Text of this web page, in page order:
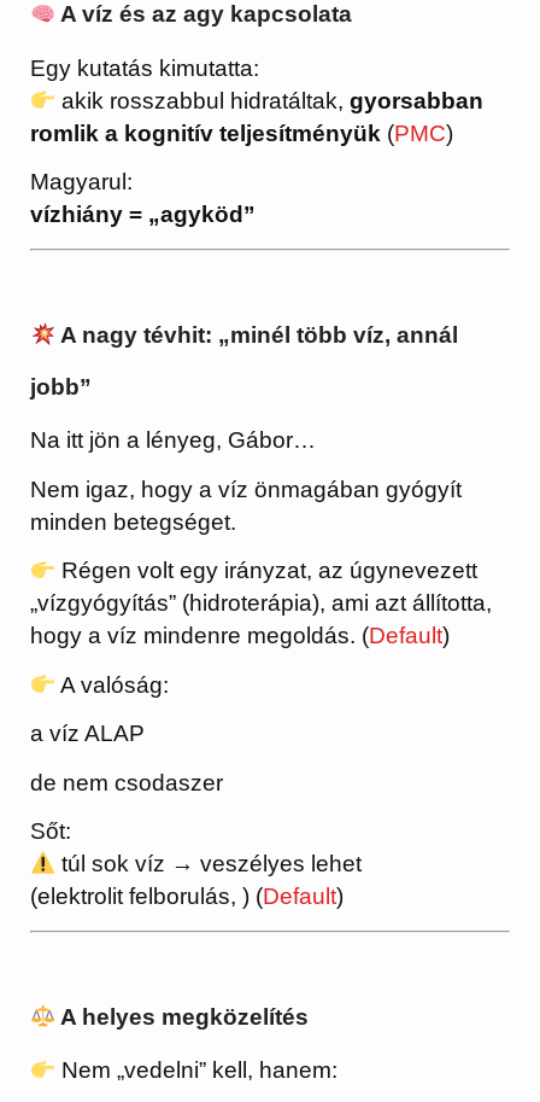
A víz és az agy kapcsolata
Egy kutatás kimutatta:
akik rosszabbul hidratáltak,gyorsabban
romlik a kognitív teljesítményük (PMC)
Magyarul:
vízhiány = „agyköd”
A nagy tévhit: „minél több víz, annál
jobb”
Na itt jön a lényeg, Gábor…
Nem igaz, hogy a víz önmagában gyógyít
minden betegséget.
Régen volt egy irányzat, az úgynevezett
„vízgyógyítás” (hidroterápia), ami azt állította,
hogy a víz mindenre megoldás. (Default)
A valóság:
a víz ALAP
de nem csodaszer
Sőt:
túl sok víz → veszélyes lehet
(elektrolit felborulás, ) (Default)
A helyes megközelítés
Nem „vedelni” kell, hanem: